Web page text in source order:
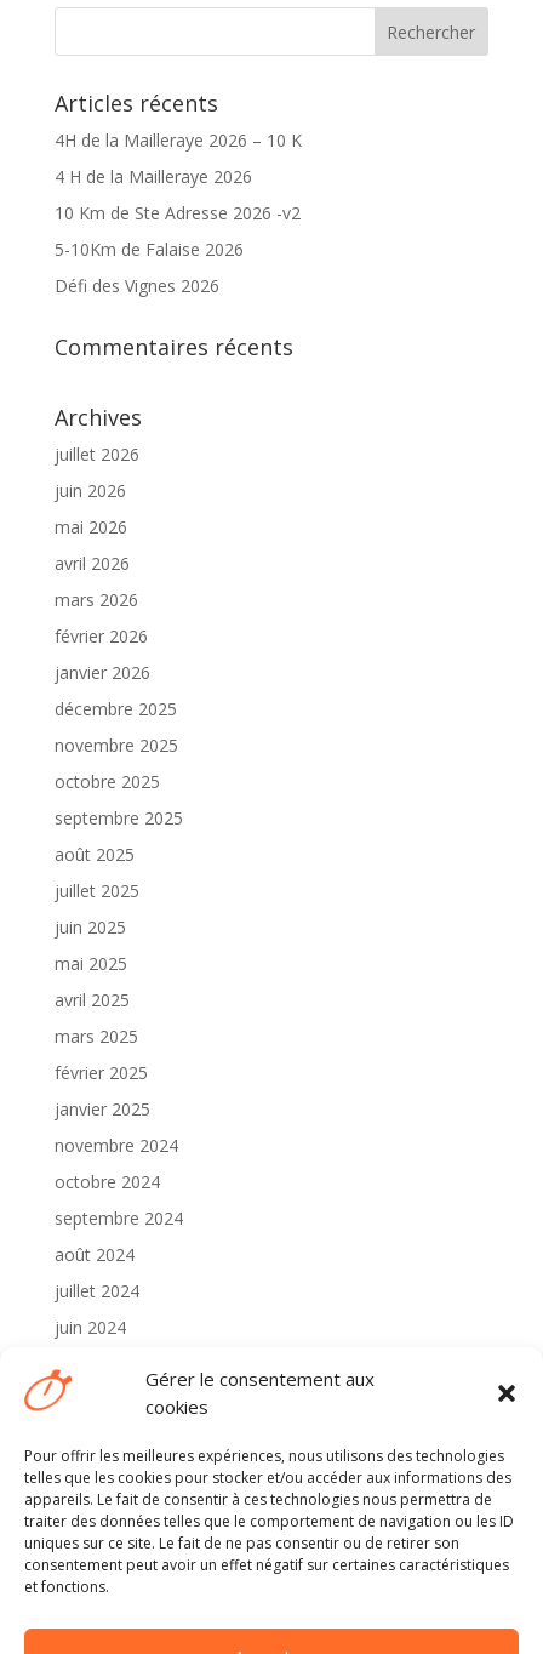
Gérer le consentement aux
cookies
Pour offrir les meilleures expériences, nous utilisons des technologies
telles que les cookies pour stocker et/ou accéder aux informations des
appareils. Le fait de consentir à ces technologies nous permettra de
traiter des données telles que le comportement de navigation ou les ID
uniques sur ce site. Le fait de ne pas consentir ou de retirer son
consentement peut avoir un effet négatif sur certaines caractéristiques
et fonctions.
Articles récents
4H de la Mailleraye 2026 – 10 K
4 H de la Mailleraye 2026
10 Km de Ste Adresse 2026 -v2
5-10Km de Falaise 2026
Défi des Vignes 2026
Commentaires récents
Archives
juillet 2026
juin 2026
mai 2026
avril 2026
mars 2026
février 2026
janvier 2026
décembre 2025
novembre 2025
octobre 2025
septembre 2025
août 2025
juillet 2025
juin 2025
mai 2025
avril 2025
mars 2025
février 2025
janvier 2025
novembre 2024
octobre 2024
septembre 2024
août 2024
juillet 2024
juin 2024
mai 2024
avril 2024
Catégories
2024
Non classé
Méta
Connexion